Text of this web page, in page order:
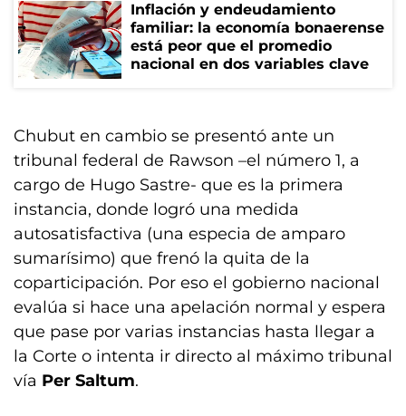
Inflación y endeudamiento
familiar: la economía bonaerense
está peor que el promedio
nacional en dos variables clave
Chubut en cambio se presentó ante un
tribunal federal de Rawson –el número 1, a
cargo de Hugo Sastre- que es la primera
instancia, donde logró una medida
autosatisfactiva (una especia de amparo
sumarísimo) que frenó la quita de la
coparticipación. Por eso el gobierno nacional
evalúa si hace una apelación normal y espera
que pase por varias instancias hasta llegar a
la Corte o intenta ir directo al máximo tribunal
vía Per Saltum.